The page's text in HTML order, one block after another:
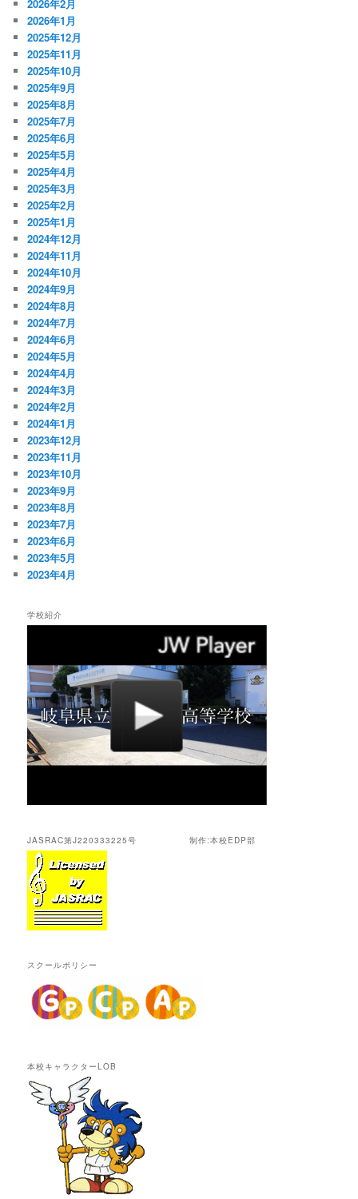
2026年2月
2026年1月
2025年12月
2025年11月
2025年10月
2025年9月
2025年8月
2025年7月
2025年6月
2025年5月
2025年4月
2025年3月
2025年2月
2025年1月
2024年12月
2024年11月
2024年10月
2024年9月
2024年8月
2024年7月
2024年6月
2024年5月
2024年4月
2024年3月
2024年2月
2024年1月
2023年12月
2023年11月
2023年10月
2023年9月
2023年8月
2023年7月
2023年6月
2023年5月
2023年4月
学校紹介
JASRAC第J220333225号 制作:本校EDP部
スクールポリシー
本校キャラクターLOB